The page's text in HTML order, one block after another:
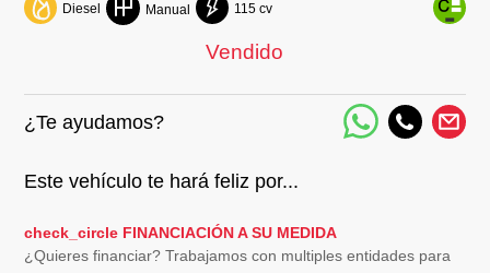
Diesel Manual 115 cv
Vendido
¿Te ayudamos?
Este vehículo te hará feliz por...
check_circle FINANCIACIÓN A SU MEDIDA
¿Quieres financiar? Trabajamos con multiples entidades para